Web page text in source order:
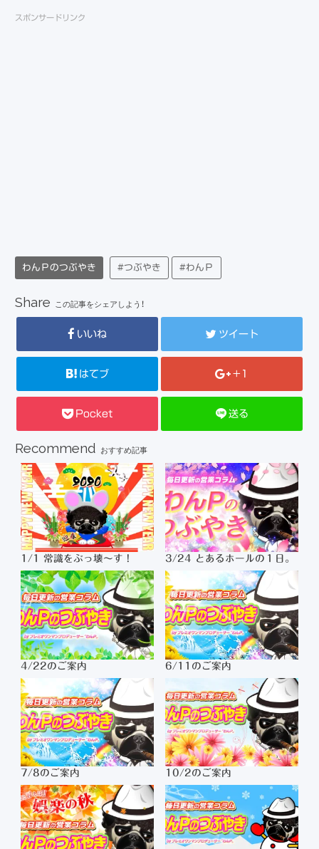
スポンサードリンク
わんＰのつぶやき #つぶやき #わんＰ
Share この記事をシェアしよう！
いいね ツイート
はてブ +1
Pocket 送る
Recommend おすすめ記事
1/1 常識をぶっ壊～す！ 3/24 とあるホールの１日。
4/22のご案内 6/11のご案内
7/8のご案内 10/2のご案内